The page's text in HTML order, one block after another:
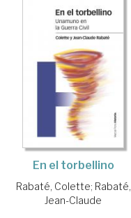
En el torbellino
Rabaté, Colette; Rabaté,
Jean-Claude